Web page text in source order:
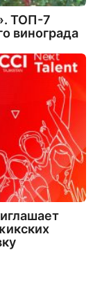
ТОП-7
винограда